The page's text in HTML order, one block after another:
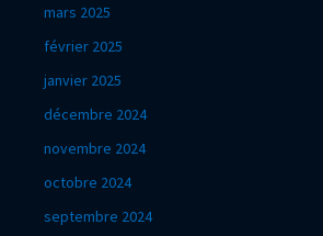
mars 2025
février 2025
janvier 2025
décembre 2024
novembre 2024
octobre 2024
septembre 2024